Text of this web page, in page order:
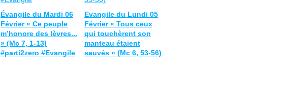
Évangile du Mardi 06
Février « Ce peuple
m’honore des lèvres...
» (Mc 7, 1-13)
#parti2zero #Evangile
Evangile du Lundi 05
Février « Tous ceux
qui touchèrent son
manteau étaient
sauvés » (Mc 6, 53-56)